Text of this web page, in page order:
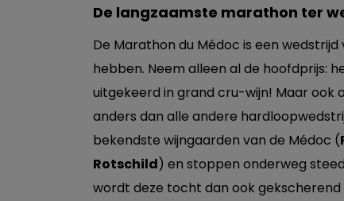
De langzaamste marathon ter
De Marathon du Médoc is een
hebben. Neem alleen al de hoofdprijs:
uitgekeerd in grand cru-wijn! Maar ook
anders dan alle andere
bekendste wijngaarden van de Médoc (
Rotschild) en stoppen onderweg
wordt deze tocht dan ook gekscherend